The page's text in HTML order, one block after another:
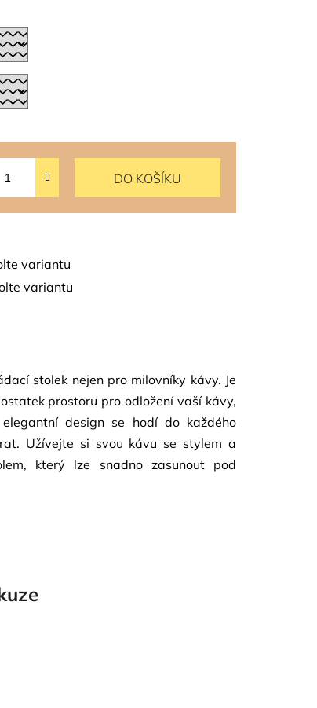
stolek nejen pro milovníky kávy. Je
prostoru pro odložení vaší kávy,
design se hodí do každého
Užívejte si svou kávu se stylem a
který lze snadno zasunout pod
variantu
variantu
DO KOŠÍKU